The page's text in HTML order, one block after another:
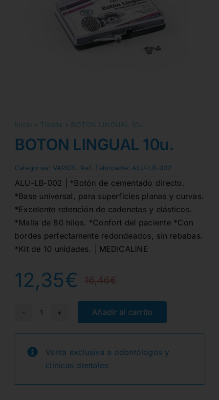
Inicio » Tienda » BOTON LINGUAL 10u.
BOTON LINGUAL 10u.
Categorias: VARIOS Ref. Fabricante: ALU-LB-002
ALU-LB-002 | *Botón de cementado directo.
*Base universal, para superficies planas y curvas.
*Excelente retención de cadenetas y elásticos.
*Malla de 80 hilos. *Confort del paciente *Con
bordes perfectamente redondeados, sin rebabas.
*Kit de 10 unidades. | MEDICALINE
16,46€El
precio
original
era:
16,46€.
12,35€
El
precio
actual
es:
12,35€.
BOTON
LINGUAL
cantidad
Añadir al carrito
Venta exclusiva a odontólogos y
clínicas dentales